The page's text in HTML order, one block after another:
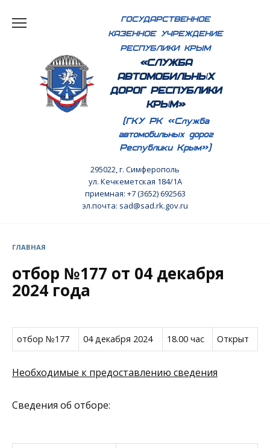
ГОСУДАРСТВЕННОЕ
КАЗЕННОЕ УЧРЕЖДЕНИЕ
РЕСПУБЛИКИ КРЫМ
«СЛУЖБА
АВТОМОБИЛЬНЫХ
ДОРОГ РЕСПУБЛИКИ
КРЫМ»
(ГКУ РК «Служба
автомобильных дорог
Республики Крым»)
295022, г. Симферополь
ул. Кечкеметская 184/1А
приемная: +7 (3652) 692563
эл.почта: sad@sad.rk.gov.ru
ГЛАВНАЯ
отбор №177 от 04 декабря
2024 года
отбор №177 04 декабря 2024 18.00 час Открыт
Необходимые к предоставлению сведения
Сведения об отборе: